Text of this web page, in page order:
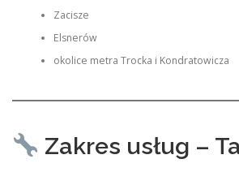
Zacisze
Elsnerów
okolice metra Trocka i Kondratowicza
Zakres usług –